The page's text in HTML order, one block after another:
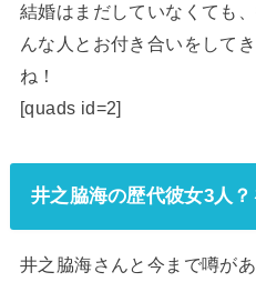
結婚はまだしていなくても
んな人とお付き合いをして
ね！
[quads id=2]
井之脇海の歴代彼女3人？
井之脇海さんと今まで噂が